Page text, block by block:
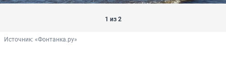
1 из 2
Источник: «Фонтанка.ру»